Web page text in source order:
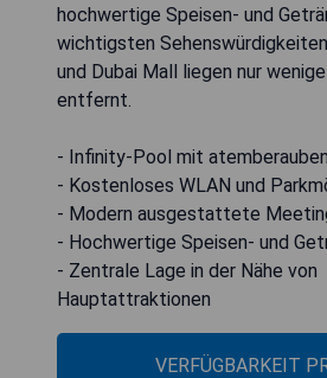
hochwertige Speisen- und
wichtigsten
und Dubai Mall liegen nur
entfernt.
- Infinity-Pool mit
- Kostenloses WLAN und
- Modern ausgestattete
- Hochwertige Speisen- und
- Zentrale Lage in der Nähe von
Hauptattraktionen
VERFÜGBARKEIT